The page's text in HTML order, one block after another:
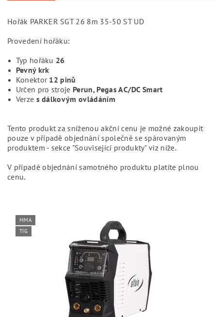
Hořák PARKER SGT 26 8m 35-50 ST UD
Provedení hořáku:
Typ hořáku 26
Pevný krk
Konektor12 pinů
Určen pro stroje Perun, Pegas AC/DC Smart
Verze s dálkovým ovládáním
Tento produkt za sníženou akční cenu je možné zakoupit
pouze v případě objednání společně se spárovaným
produktem - sekce "Související produkty" viz níže.
V případě objednání samotného produktu platíte plnou
cenu.
MMA
TIG